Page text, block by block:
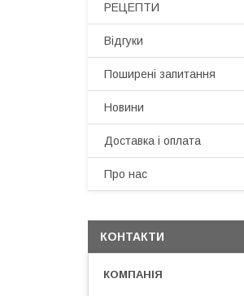
РЕЦЕПТИ
Відгуки
Поширені запитання
Новини
Доставка і оплата
Про нас
КОНТАКТИ